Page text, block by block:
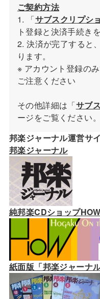
ご契約方法
1. 「サブスクリプシ
ト登録と決済手続き
2. 決済が完了すると
ります。
※ アカウント登録の
ご注意ください
その他詳細は「サブ
ージをご覧ください。
邦楽ジャーナル運営サ
邦楽ジャーナル
純邦楽CDショップHOW
紙面版「邦楽ジャーナ